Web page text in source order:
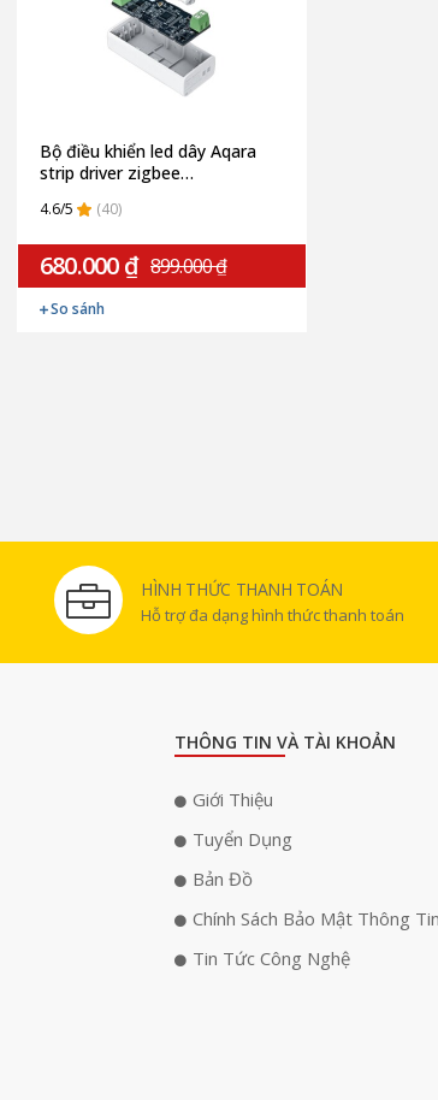
Bộ điều khiển led dây Aqara
strip driver zigbee
4.6/5 (40)
680.000 ₫ 899.000 ₫
So sánh
HÌNH THỨC THANH TOÁN
Hỗ trợ đa dạng hình thức thanh toán
THÔNG TIN VÀ TÀI KHOẢN
Giới Thiệu
Tuyển Dụng
Bản Đồ
Chính Sách Bảo Mật Thông Tin
Tin Tức Công Nghệ